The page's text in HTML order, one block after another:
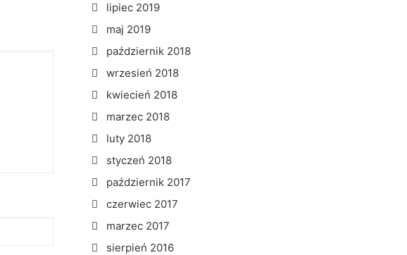
lipiec 2019
maj 2019
październik 2018
wrzesień 2018
kwiecień 2018
marzec 2018
luty 2018
styczeń 2018
październik 2017
czerwiec 2017
marzec 2017
sierpień 2016